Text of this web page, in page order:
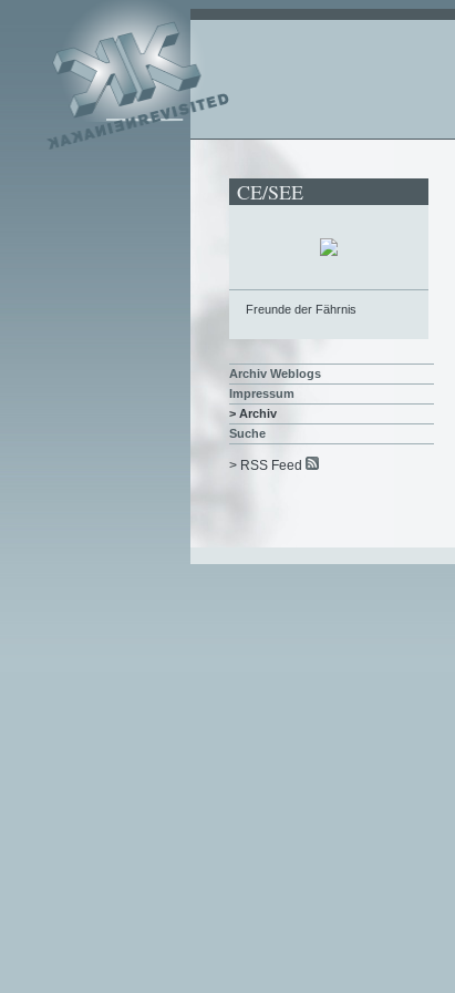
CE/SEE
Freunde der Fährnis
Archiv Weblogs
Impressum
> Archiv
Suche
> RSS Feed